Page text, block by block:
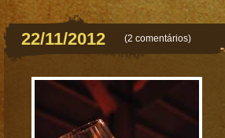
22/11/2012 (2 comentários)